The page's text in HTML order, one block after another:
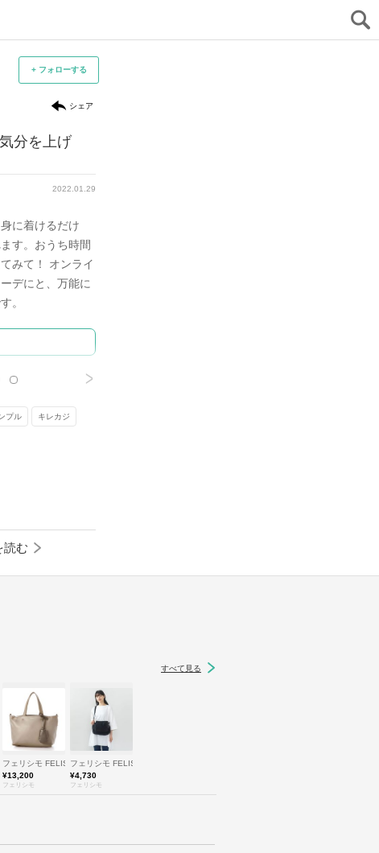
+ フォローする
シェア
分を上げ
2022.01.29
に着けるだけ
す。おうち時間
みて！ オンライ
デにと、万能に
。
>
プル キレカジ
読む
すべて見る
フェリシモ FELISSIMO
¥13,200
フェリシモ
フェリシモ FELISSIMO
¥4,730
フェリシモ